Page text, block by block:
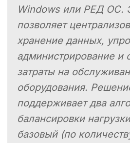
Windows или РЕД ОС.
позволяет
хранение данных,
администрирование и
затраты на
оборудования.
поддерживает два
балансировки
базовый (по